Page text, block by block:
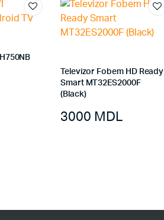
Televizor Fobem HD Ready
Smart MT32ES2000F
(Black)
3000 MDL